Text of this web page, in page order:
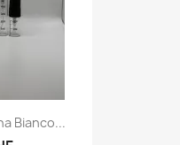
Bianco...